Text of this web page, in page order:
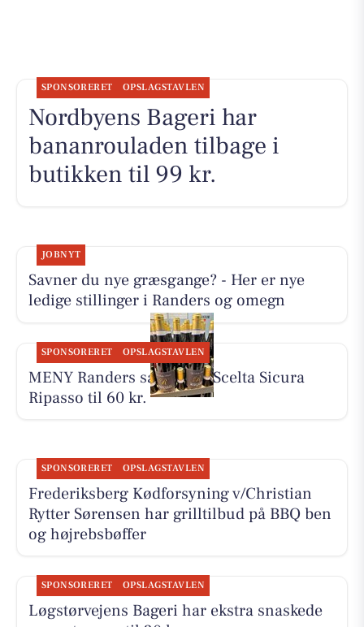
SPONSORERET OPSLAGSTAVLEN
Nordbyens Bageri har
bananrouladen tilbage i
butikken til 99 kr.
JOBNYT
Savner du nye græsgange? - Her er nye
ledige stillinger i Randers og omegn
SPONSORERET OPSLAGSTAVLEN
MENY Randers sælger La Scelta Sicura
Ripasso til 60 kr.
SPONSORERET OPSLAGSTAVLEN
Frederiksberg Kødforsyning v/Christian
Rytter Sørensen har grilltilbud på BBQ ben
og højrebsbøffer
SPONSORERET OPSLAGSTAVLEN
Løgstørvejens Bageri har ekstra snaskede